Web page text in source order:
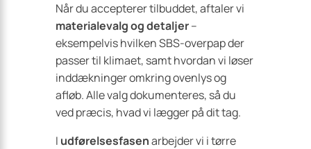
Når du accepterer tilbuddet, aftaler vi
materialevalg og detaljer–
eksempelvis hvilken SBS-overpap der
passer til klimaet, samt hvordan vi løser
inddækninger omkring ovenlys og
afløb. Alle valg dokumenteres, så du
ved præcis, hvad vi lægger på dit tag.
I udførelsesfasenarbejder vi i tørre